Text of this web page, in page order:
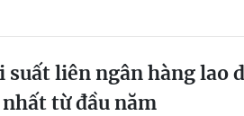
suất liên ngân hàng lao
từ đầu năm